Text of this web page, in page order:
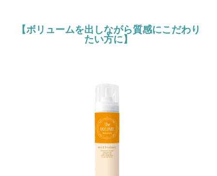
【ボリュームを出しながら質感にこだわり
たい方に】